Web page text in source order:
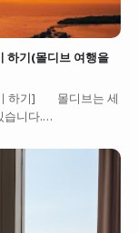
하기(몰디브 여행을
기 하기] 몰디브는 세
습니다.…